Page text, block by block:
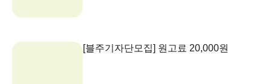
[블주기자단모집] 원고료 20,000원